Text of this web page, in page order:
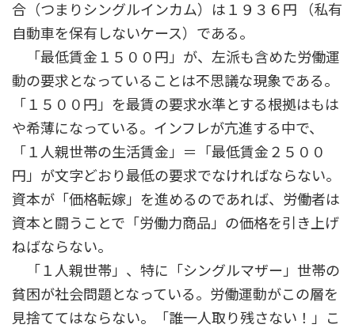
合（つまりシングルインカム）は１９３６円 （私有
自動車を保有しないケース）である。
「最低賃金１５００円」が、左派も含めた労働運
動の要求となっていることは不思議な現象である。
「１５００円」を最賃の要求水準とする根拠はもは
や希薄になっている。インフレが亢進する中で、
「１人親世帯の生活賃金」＝「最低賃金２５００
円」が文字どおり最低の要求でなければならない。
資本が「価格転嫁」を進めるのであれば、労働者は
資本と闘うことで「労働力商品」の価格を引き上げ
ねばならない。
「１人親世帯」、特に「シングルマザー」世帯の
貧困が社会問題となっている。労働運動がこの層を
見捨ててはならない。「誰一人取り残さない！」こ